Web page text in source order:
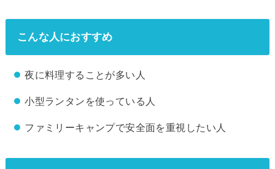
こんな人におすすめ
夜に料理することが多い人
小型ランタンを使っている人
ファミリーキャンプで安全面を重視したい人